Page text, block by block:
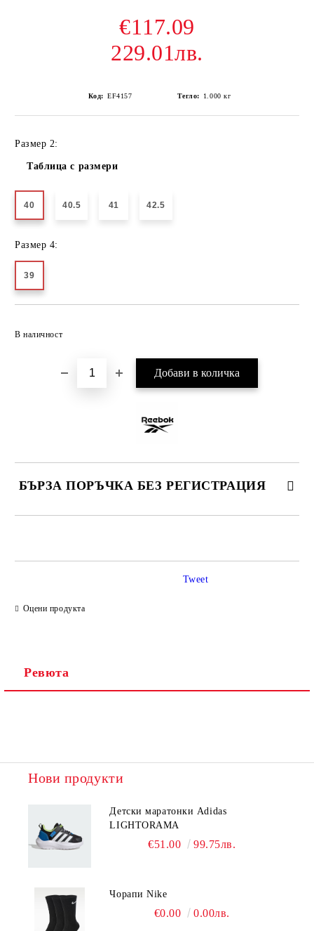
€117.09
229.01лв.
Код: EF4157 Тегло: 1.000 кг
Размер 2:
Таблица с размери
40 40.5 41 42.5
Размер 4:
39
В наличност
БЪРЗА ПОРЪЧКА БЕЗ РЕГИСТРАЦИЯ
Оцени продукта
Tweet
Ревюта
Нови продукти
Детски маратонки Adidas
LIGHTORAMA
€51.00 99.75лв.
Чорапи Nike
€0.00 0.00лв.